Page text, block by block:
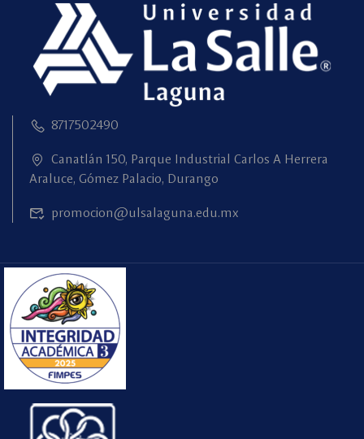
8717502490
Canatlán 150, Parque Industrial Carlos A Herrera
Araluce, Gómez Palacio, Durango
promocion@ulsalaguna.edu.mx